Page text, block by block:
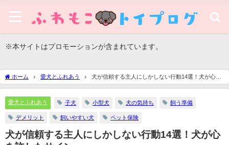
※本サイトはプロモーションが含まれています。
ホーム 愛犬とふれあう
犬が信頼する主人にしかしない行動14選！犬が心を
許したサイン
愛犬とふれあう 子犬 小型犬 犬の気持ち 飼う準備
デメリット 飼いやすい犬 ペット保険
犬が信頼する主人にしかしない行動14選！犬が心